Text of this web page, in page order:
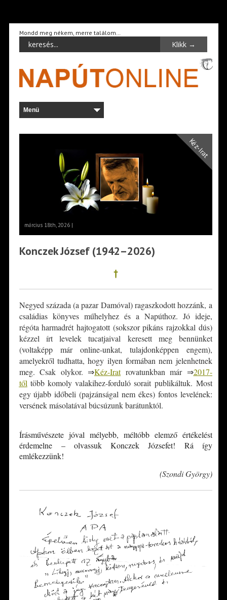
Mondd meg nékem, merre találom…
Kéz-Irat
március 18th, 2026 |
Konczek József (1942–2026)
†
Negyed százada (a pazar Damóval) ragaszkodott hozzánk, a
családias könyves műhelyhez és a Napúthoz. Jó ideje,
régóta harmadrét hajtogatott (sokszor pikáns rajzokkal dús)
kézzel írt levelek tucatjaival keresett meg bennünket
(voltaképp már online-unkat, tulajdonképpen engem),
amelyekről tudhatta, hogy ilyen formában nem jelenhetnek
meg. Csak olykor. ⇒Kéz-Irat rovatunkban már ⇒2017-
től több komoly valakihez-forduló sorait publikáltuk. Most
egy újabb időbeli (pajzánságal nem ékes) fontos levelének:
versének másolatával búcsúzunk barátunktól.
Írásművészete jóval mélyebb, méltóbb elemző értékelést
érdemelne – olvassuk Konczek Józsefet! Rá így
emlékezzünk!
(Szondi György)